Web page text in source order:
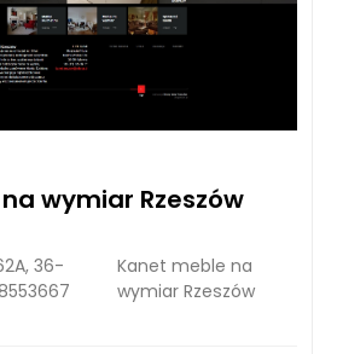
wymiar Rzeszów
36-
Kanet meble na
wymiar Rzeszów